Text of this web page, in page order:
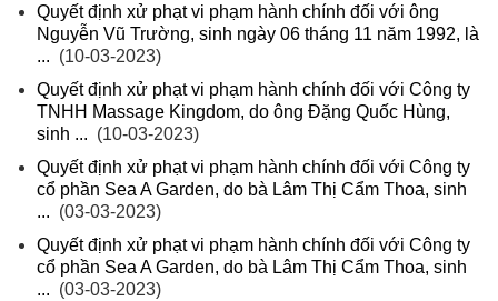
Quyết định xử phạt vi phạm hành chính đối với ông
Nguyễn Vũ Trường, sinh ngày 06 tháng 11 năm 1992, là
... (10-03-2023)
Quyết định xử phạt vi phạm hành chính đối với Công ty
TNHH Massage Kingdom, do ông Đặng Quốc Hùng,
sinh ... (10-03-2023)
Quyết định xử phạt vi phạm hành chính đối với Công ty
cổ phần Sea A Garden, do bà Lâm Thị Cẩm Thoa, sinh
... (03-03-2023)
Quyết định xử phạt vi phạm hành chính đối với Công ty
cổ phần Sea A Garden, do bà Lâm Thị Cẩm Thoa, sinh
... (03-03-2023)